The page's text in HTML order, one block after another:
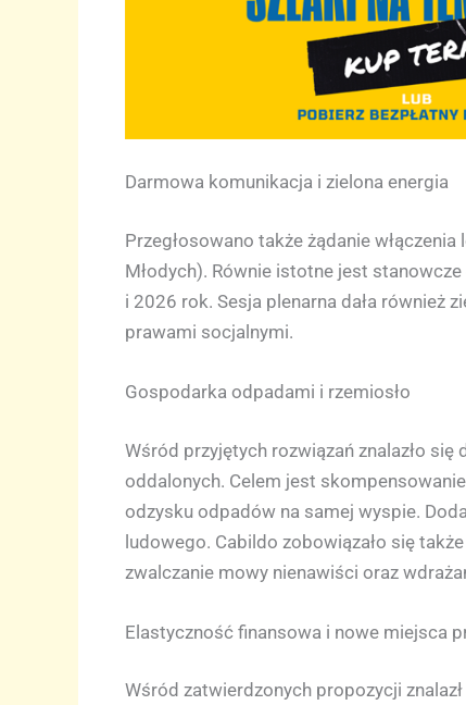
Darmowa komunikacja i zielona energia
Przegłosowano także żądanie
Młodych). Równie istotne jest
i 2026 rok. Sesja plenarna dała również
prawami socjalnymi.
Gospodarka odpadami i rzemiosło
Wśród przyjętych rozwiązań znalazło
oddalonych. Celem jest
odzysku odpadów na samej wyspie.
ludowego. Cabildo zobowiązało się
zwalczanie mowy nienawiści oraz
Elastyczność finansowa i nowe miejsca
Wśród zatwierdzonych propozycji